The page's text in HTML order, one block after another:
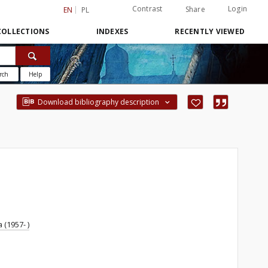
EN PL Contrast Share Login
INDEXES RECENTLY VIEWED
Help
Download bibliography description
(1957- )